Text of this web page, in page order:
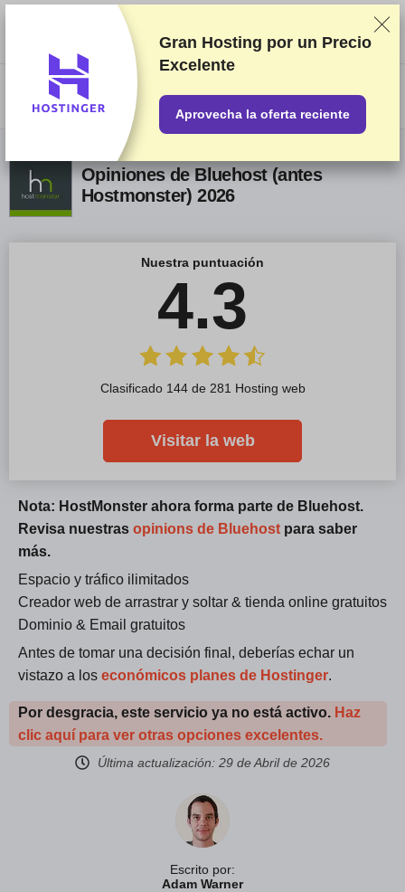
Clasificamos los servicios a partir de pruebas y análisis exhaustivos,
aunque también tenemos en cuenta tus opiniones y nuestros acuerdos
comerciales con los proveedores. Esta página contiene enlaces de
afiliados.
Información acerca de la publicidad
US$
Opiniones de Bluehost (antes
Hostmonster) 2026
Escrito por:
Adam Warner
Nota: HostMonster ahora forma parte de Bluehost.
Revisa nuestras opinions de Bluehost para saber
más.
Espacio y tráfico ilimitados
Creador web de arrastrar y soltar & tienda online gratuitos
Dominio & Email gratuitos
Antes de tomar una decisión final, deberías echar un
vistazo a los económicos planes de Hostinger.
Por desgracia, este servicio ya no está activo. Haz
clic aquí para ver otras opciones excelentes.
Última actualización: 29 de Abril de 2026
Nuestra puntuación
4.3
Clasificado 144 de 281 Hosting web
Visitar la web
Gran Hosting por un Precio
Excelente
Aprovecha la oferta reciente